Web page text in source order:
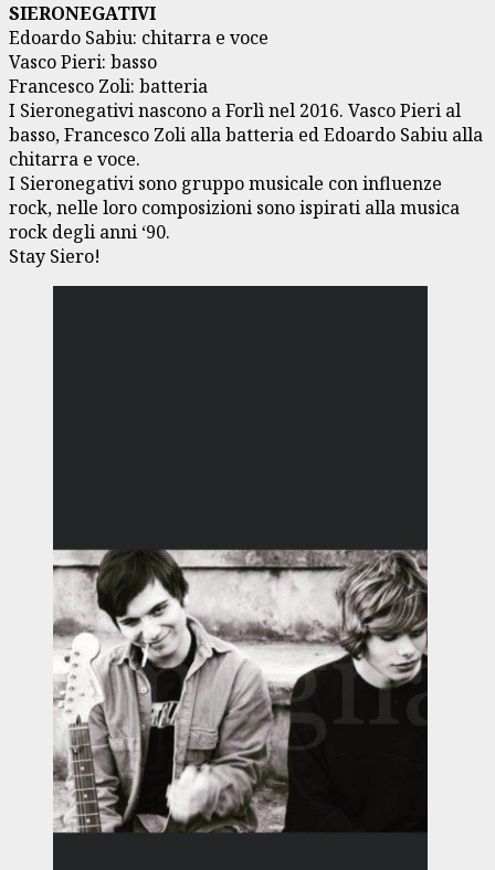
SIERONEGATIVI
Edoardo Sabiu: chitarra e voce
Vasco Pieri: basso
Francesco Zoli: batteria
I Sieronegativi nascono a Forlì nel 2016. Vasco Pieri al
basso, Francesco Zoli alla batteria ed Edoardo Sabiu alla
chitarra e voce.
I Sieronegativi sono gruppo musicale con influenze
rock, nelle loro composizioni sono ispirati alla musica
rock degli anni ‘90.
Stay Siero!